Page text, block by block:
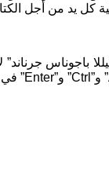
كل يد من أجل